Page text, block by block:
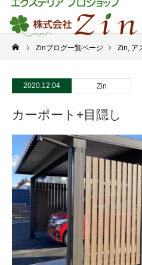
Zinブログ一覧ページ Zin, ア
2020.12.04 Zin
カーポート+目隠し